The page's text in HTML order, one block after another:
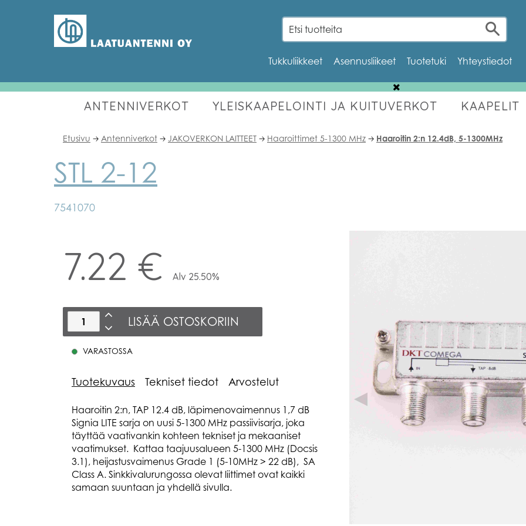
Tukkuliikkeet Asennusliikeet Tuotetuki Yhteystiedot
ANTENNIVERKOT YLEISKAAPELOINTI JA KUITUVERKOT
KAAPELIT
OUTLET
Etusivu 🡢 Antenniverkot 🡢 JAKOVERKON LAITTEET 🡢 Haaroittimet 5-1300 MHz 🡢 Haaroitin 2:n 12.4dB, 5-1300MHz
STL 2-12
7541070
7.22 € Alv 25.50%
LISÄÄ OSTOSKORIIN
VARASTOSSA
Tuotekuvaus Tekniset tiedot Arvostelut
Haaroitin 2:n, TAP 12.4 dB, läpimenovaimennus 1,7 dB
Signia LITE sarja on uusi 5-1300 MHz passiivisarja, joka
täyttää vaativankin kohteen tekniset ja mekaaniset
vaatimukset. Kattaa taajuusalueen 5-1300 MHz (Docsis
3.1), heijastusvaimenus Grade 1 (5-10MHz > 22 dB), SA
Class A. Sinkkivalurungossa olevat liittimet ovat kaikki
samaan suuntaan ja yhdellä sivulla.
◀